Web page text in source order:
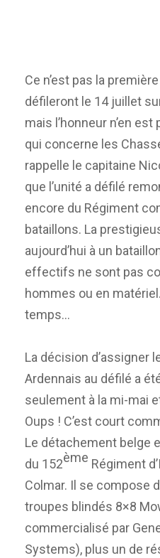
Ce n’est pas la
défileront le 14 juillet
mais l’honneur n’en
qui concerne les
rappelle le capitaine
que l’unité a défilé
encore du Régiment
bataillons. La
aujourd’hui à un
effectifs ne sont pas
hommes ou en matériel.
temps…
La décision d’assigner
Ardennais au défilé a
seulement à la mi-mai
Oups ! C’est court
Le détachement belge
du 152ème Régiment
Colmar. Il se compose
troupes blindés 8×8
commercialisé par
Systems), plus un de